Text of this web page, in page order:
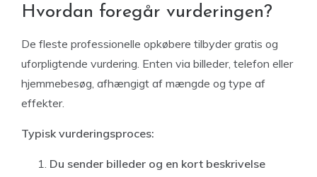
Hvordan foregår vurderingen?
De fleste professionelle opkøbere tilbyder gratis og
uforpligtende vurdering. Enten via billeder, telefon eller
hjemmebesøg, afhængigt af mængde og type af
effekter.
Typisk vurderingsproces:
Du sender billeder og en kort beskrivelse